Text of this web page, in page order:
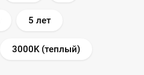
5 лет
3000K (теплый)